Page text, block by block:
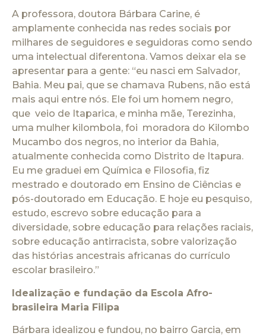
A professora, doutora Bárbara Carine, é
amplamente conhecida nas redes sociais por
milhares de seguidores e seguidoras como sendo
uma intelectual diferentona. Vamos deixar ela se
apresentar para a gente: “eu nasci em Salvador,
Bahia. Meu pai, que se chamava Rubens, não está
mais aqui entre nós. Ele foi um homem negro,
que veio de Itaparica, e minha mãe, Terezinha,
uma mulher kilombola, foi moradora do Kilombo
Mucambo dos negros, no interior da Bahia,
atualmente conhecida como Distrito de Itapura.
Eu me graduei em Química e Filosofia, fiz
mestrado e doutorado em Ensino de Ciências e
pós-doutorado em Educação. E hoje eu pesquiso,
estudo, escrevo sobre educação para a
diversidade, sobre educação para relações raciais,
sobre educação antirracista, sobre valorização
das histórias ancestrais africanas do currículo
escolar brasileiro.”
Idealização e fundação da Escola Afro-
brasileira Maria Filipa
Bárbara idealizou e fundou, no bairro Garcia, em